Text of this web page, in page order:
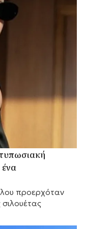
προερχόταν